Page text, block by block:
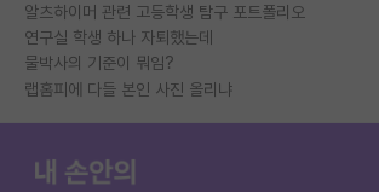
알츠하이머 관련 고등학생 탐구 포트폴리오
연구실 학생 하나 자퇴했는데
물박사의 기준이 뭐임?
랩홈피에 다들 본인 사진 올리냐